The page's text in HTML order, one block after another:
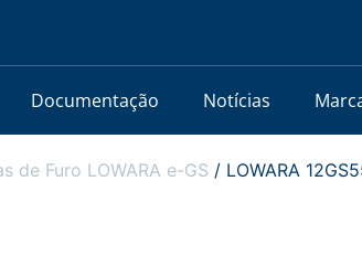
Documentação Notícias
de Furo LOWARA e-GS / LOWARA